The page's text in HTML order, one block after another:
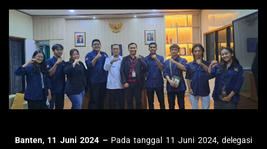
Banten, 11 Juni 2024 – Pada tanggal 11 Juni 2024, delegasi